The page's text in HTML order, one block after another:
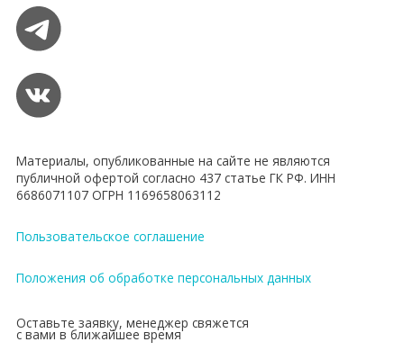
Материалы, опубликованные на сайте не являются
публичной офертой согласно 437 статье ГК РФ. ИНН
6686071107 ОГРН 1169658063112
Пользовательское соглашение
Положения об обработке персональных данных
Оставьте заявку, менеджер свяжется
с вами в ближайшее время